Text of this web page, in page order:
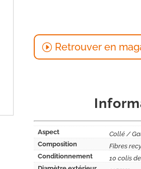
Retrouver en
Aspect
Collé /
Composition
Fibres
Conditionnement
10 colis